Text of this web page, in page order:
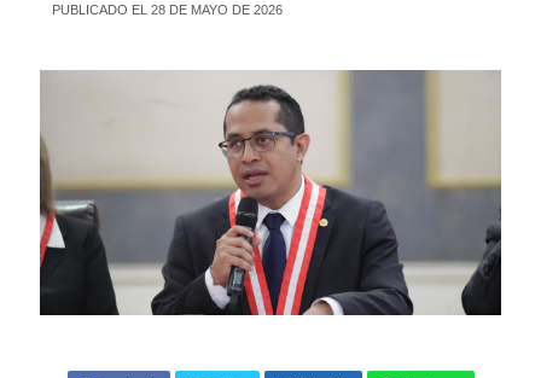
PUBLICADO EL 28 DE MAYO DE 2026